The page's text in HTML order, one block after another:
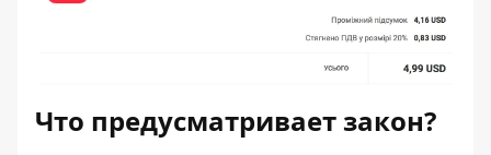
Что предусматривает закон?